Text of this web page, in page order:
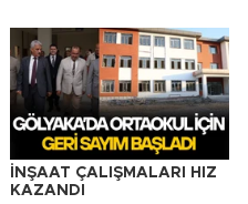
İNŞAAT ÇALIŞMALARI HIZ
KAZANDI